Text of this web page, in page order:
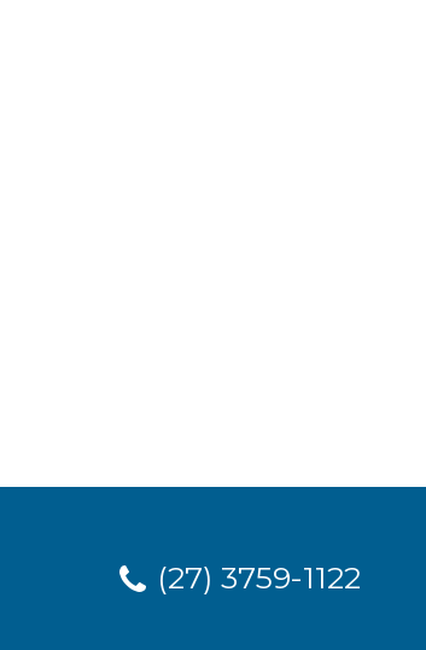
(27) 3759-1122